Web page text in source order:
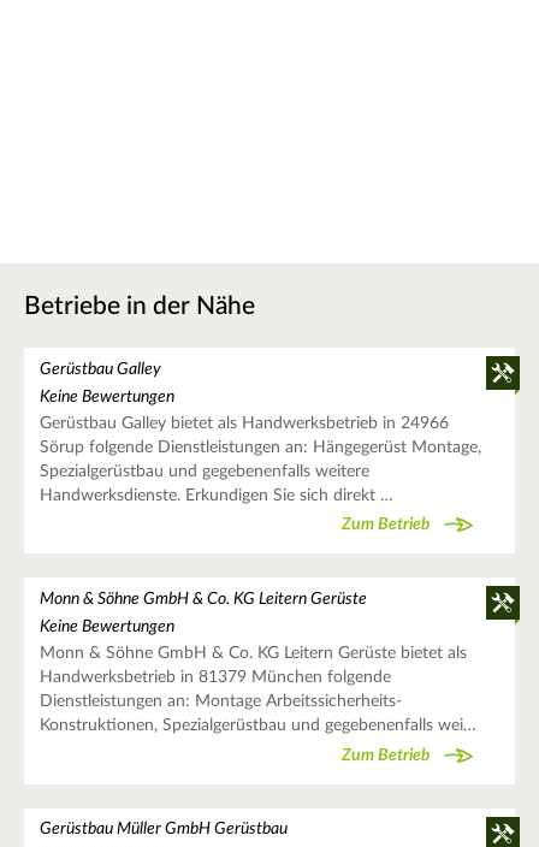
Betriebe in der Nähe
Gerüstbau Galley
Keine Bewertungen
Gerüstbau Galley bietet als Handwerksbetrieb in 24966
Sörup folgende Dienstleistungen an: Hängegerüst Montage,
Spezialgerüstbau und gegebenenfalls weitere
Handwerksdienste. Erkundigen Sie sich direkt …
Zum Betrieb
Monn & Söhne GmbH & Co. KG Leitern Gerüste
Keine Bewertungen
Monn & Söhne GmbH & Co. KG Leitern Gerüste bietet als
Handwerksbetrieb in 81379 München folgende
Dienstleistungen an: Montage Arbeitssicherheits-
Konstruktionen, Spezialgerüstbau und gegebenenfalls wei…
Zum Betrieb
Gerüstbau Müller GmbH Gerüstbau